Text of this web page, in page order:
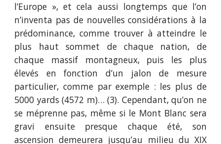
l’Europe », et cela aussi longtemps que l’on
n’inventa pas de nouvelles considérations à la
prédominance, comme trouver à atteindre le
plus haut sommet de chaque nation, de
chaque massif montagneux, puis les plus
élevés en fonction d’un jalon de mesure
particulier, comme par exemple : les plus de
5000 yards (4572 m)… (3). Cependant, qu’on ne
se méprenne pas, même si le Mont Blanc sera
gravi ensuite presque chaque été, son
ascension demeurera jusqu’au milieu du XIX